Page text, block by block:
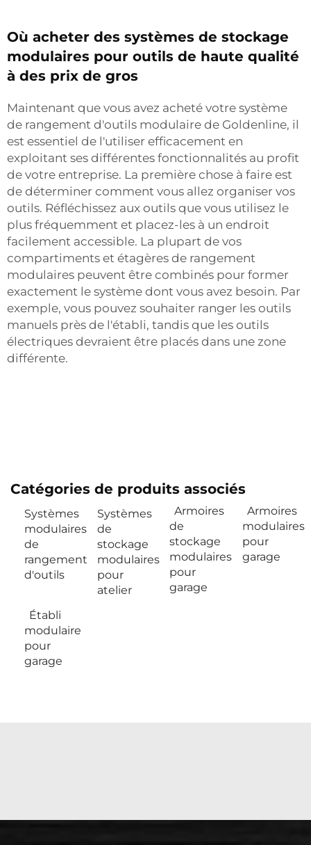
Où acheter des systèmes de stockage
modulaires pour outils de haute qualité
à des prix de gros
Maintenant que vous avez acheté votre système
de rangement d'outils modulaire de Goldenline, il
est essentiel de l'utiliser efficacement en
exploitant ses différentes fonctionnalités au profit
de votre entreprise. La première chose à faire est
de déterminer comment vous allez organiser vos
outils. Réfléchissez aux outils que vous utilisez le
plus fréquemment et placez-les à un endroit
facilement accessible. La plupart de vos
compartiments et étagères de rangement
modulaires peuvent être combinés pour former
exactement le système dont vous avez besoin. Par
exemple, vous pouvez souhaiter ranger les outils
manuels près de l'établi, tandis que les outils
électriques devraient être placés dans une zone
différente.
Catégories de produits associés
Systèmes
modulaires
de
rangement
d'outils
Systèmes
de
stockage
modulaires
pour
atelier
Armoires
de
stockage
modulaires
pour
garage
Armoires
modulaires
pour
garage
Établi
modulaire
pour
garage